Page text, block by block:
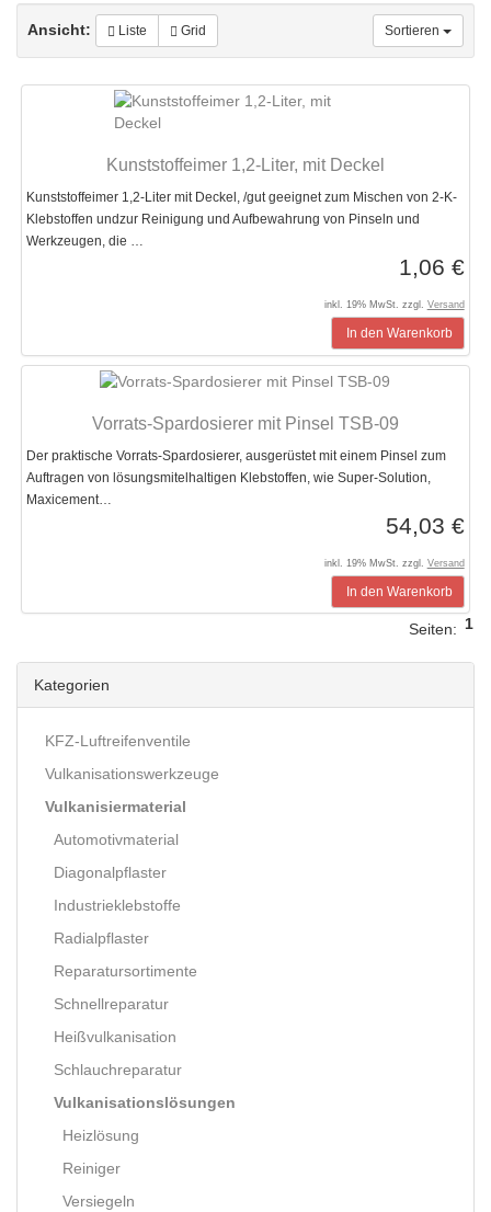
Ansicht: Liste Grid Sortieren
Kunststoffeimer 1,2-Liter, mit Deckel
Kunststoffeimer 1,2-Liter mit Deckel, /gut geeignet zum Mischen von 2-K-
Klebstoffen undzur Reinigung und Aufbewahrung von Pinseln und
Werkzeugen, die …
1,06 €
inkl. 19% MwSt. zzgl. Versand
In den Warenkorb
Vorrats-Spardosierer mit Pinsel TSB-09
Der praktische Vorrats-Spardosierer, ausgerüstet mit einem Pinsel zum
Auftragen von lösungsmitelhaltigen Klebstoffen, wie Super-Solution,
Maxicement…
54,03 €
inkl. 19% MwSt. zzgl. Versand
In den Warenkorb
1
Seiten:
Kategorien
KFZ-Luftreifenventile
Vulkanisationswerkzeuge
Vulkanisiermaterial
Automotivmaterial
Diagonalpflaster
Industrieklebstoffe
Radialpflaster
Reparatursortimente
Schnellreparatur
Heißvulkanisation
Schlauchreparatur
Vulkanisationslösungen
Heizlösung
Reiniger
Versiegeln